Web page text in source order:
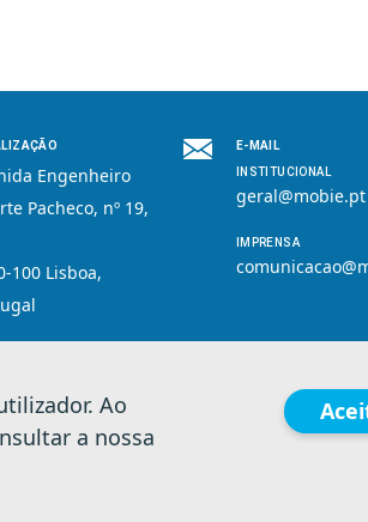
Engenheiro
Pacheco, nº 19,
100 Lisboa,
E-MAIL
INSTITUCIONAL
geral@mobie.pt
IMPRENSA
Ao
a nossa